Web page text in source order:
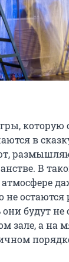
которую
в
В
не
они будут
зале, а на